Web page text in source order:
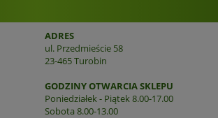
ADRES
ul. Przedmieście 58
23-465 Turobin
GODZINY OTWARCIA SKLEPU
Poniedziałek - Piątek 8.00-17.00
Sobota 8.00-13.00